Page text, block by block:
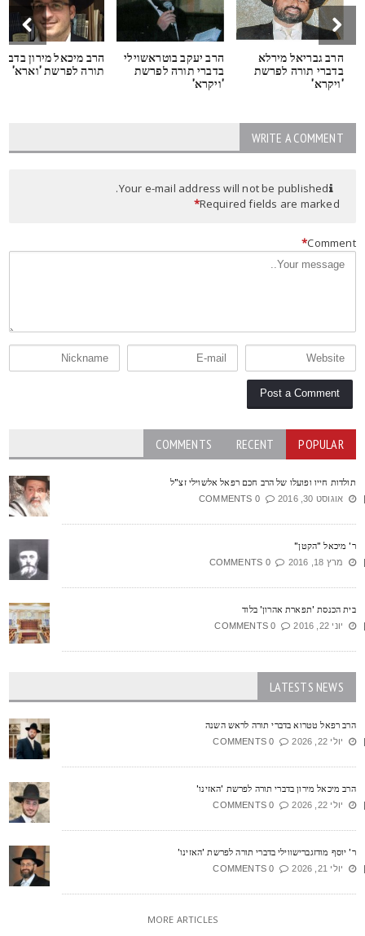
הרב גבריאל מירלא
בדברי תורה לפרשת
'ויקרא'
הרב יעקב בוטראשוילי
בדברי תורה לפרשת
'ויקרא'
הרב מיכאל מירון בדברי
תורה לפרשת 'וארא'
WRITE A COMMENT
Your e-mail address will not be published.
Required fields are marked
*
*
POPULAR
RECENT
COMMENTS
חייו ופועלו של הרב חכם רפאל אלשוילי זצ"ל
אוגוסט 30, 2016 0 COMMENTS
מיכאל "הקטן"
מרץ 18, 2016 0 COMMENTS
הכנסת 'תפארת אהרון' בלוד
יוני 22, 2016 0 COMMENTS
LATESTS NEWS
רפאל טטרוא בדברי תורה לראש השנה
יולי 22, 2026 0 COMMENTS
מיכאל מירון בדברי תורה לפרשת 'האזינו'
יולי 22, 2026 0 COMMENTS
יוסף מודזגברישווילי בדברי תורה לפרשת 'האזינו'
יולי 21, 2026 0 COMMENTS
MORE ARTICLES